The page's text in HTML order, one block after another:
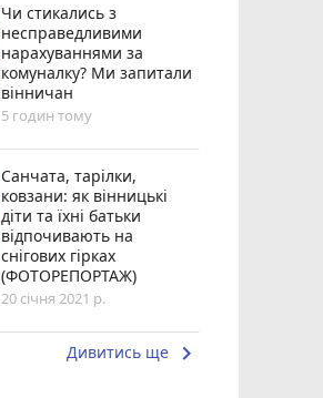
Чи стикались з
несправедливими
нарахуваннями за
комуналку? Ми запитали
вінничан
5 годин тому
Санчата, тарілки,
ковзани: як вінницькі
діти та їхні батьки
відпочивають на
снігових гірках
(ФОТОРЕПОРТАЖ)
20 січня 2021 р.
Дивитись ще keyboard_arrow_right